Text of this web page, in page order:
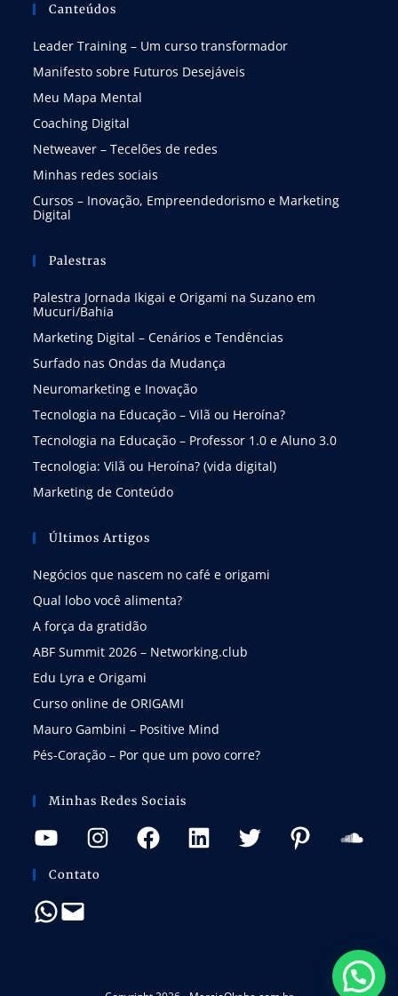
Canteúdos
Leader Training – Um curso transformador
Manifesto sobre Futuros Desejáveis
Meu Mapa Mental
Coaching Digital
Netweaver – Tecelões de redes
Minhas redes sociais
Cursos – Inovação, Empreendedorismo e Marketing
Digital
Palestras
Palestra Jornada Ikigai e Origami na Suzano em
Mucuri/Bahia
Marketing Digital – Cenários e Tendências
Surfado nas Ondas da Mudança
Neuromarketing e Inovação
Tecnologia na Educação – Vilã ou Heroína?
Tecnologia na Educação – Professor 1.0 e Aluno 3.0
Tecnologia: Vilã ou Heroína? (vida digital)
Marketing de Conteúdo
Últimos Artigos
Negócios que nascem no café e origami
Qual lobo você alimenta?
A força da gratidão
ABF Summit 2026 – Networking.club
Edu Lyra e Origami
Curso online de ORIGAMI
Mauro Gambini – Positive Mind
Pés-Coração – Por que um povo corre?
Minhas Redes Sociais
Contato